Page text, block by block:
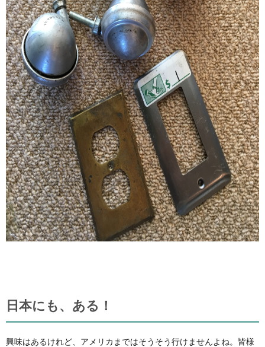
日本にも、ある！
興味はあるけれど、アメリカまではそうそう行けませんよね。皆様